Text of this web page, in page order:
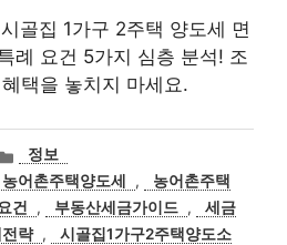
골집 1가구 2주택 양도세 면
례 요건 5가지 심층 분석! 조
택을 놓치지 마세요.
카
테
고
리
정보
농어촌주택양도세 ,
농어촌주택
건 , 부동산세금가이드 ,
세금
략 ,
시골집1가구2주택양도소